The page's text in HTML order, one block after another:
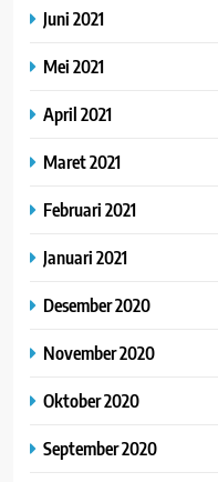
Juni 2021
Mei 2021
April 2021
Maret 2021
Februari 2021
Januari 2021
Desember 2020
November 2020
Oktober 2020
September 2020